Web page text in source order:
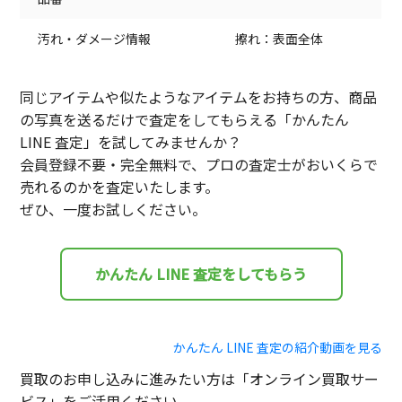
汚れ・ダメージ情報 擦れ：表面全体
同じアイテムや似たようなアイテムをお持ちの方、商品
の写真を送るだけで査定をしてもらえる「かんたん
LINE 査定」を試してみませんか？
会員登録不要・完全無料で、プロの査定士がおいくらで
売れるのかを査定いたします。
ぜひ、一度お試しください。
かんたん LINE 査定をしてもらう
かんたん LINE 査定の紹介動画を見る
買取のお申し込みに進みたい方は「オンライン買取サー